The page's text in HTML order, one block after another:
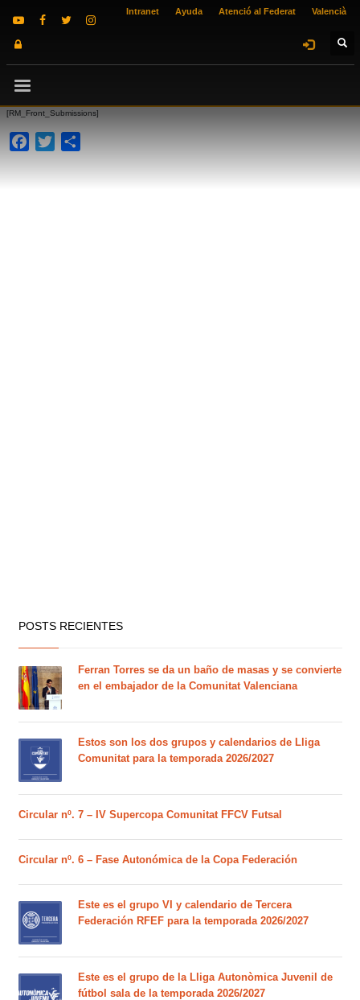
Intranet Ayuda Atenció al Federat Valencià
[RM_Front_Submissions]
Facebook
Twitter
POSTS RECIENTES
Ferran Torres se da un baño de masas y se convierte
en el embajador de la Comunitat Valenciana
Estos son los dos grupos y calendarios de Lliga
Comunitat para la temporada 2026/2027
Circular nº. 7 – IV Supercopa Comunitat FFCV Futsal
Circular nº. 6 – Fase Autonómica de la Copa Federación
Este es el grupo VI y calendario de Tercera
Federación RFEF para la temporada 2026/2027
Este es el grupo de la Lliga Autonòmica Juvenil de
fútbol sala de la temporada 2026/2027